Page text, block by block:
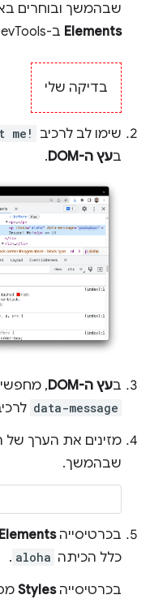
שבהמשך ובוחרים
Elements ב-DevTools תיפתח.
בדיקה שלי
שימו לב לרכיב me!
בעץ ה-DOM .
בעץ ה-DOM ,
data-message
מזינים את הערך
שבהמשך.
בכרטיסייהElements
כלל הכיתה aloha
.
בכרטיסייהStyles